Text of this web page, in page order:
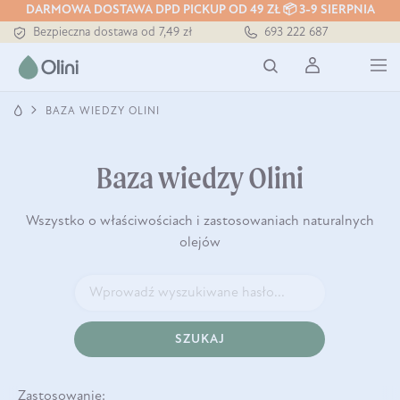
DARMOWA DOSTAWA DPD PICKUP OD 49 ZŁ 📦 3-9 SIERPNIA
Tłoczony zawsze na zimno
Bezpieczna dostawa od 7,49 zł
Tłoczony zawsze na zimno
693 222 687
BAZA WIEDZY OLINI
Baza wiedzy Olini
Wszystko o właściwościach i zastosowaniach naturalnych
olejów
SZUKAJ
Zastosowanie: